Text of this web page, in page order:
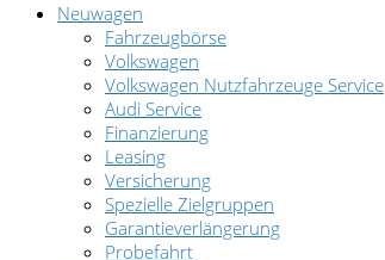
Neuwagen
Fahrzeugbörse
Volkswagen
Volkswagen Nutzfahrzeuge Service
Audi Service
Finanzierung
Leasing
Versicherung
Spezielle Zielgruppen
Garantieverlängerung
Probefahrt